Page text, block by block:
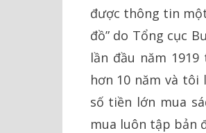
được thông tin
đồ” do Tổng cục
lần đầu năm
hơn 10 năm và
số tiền lớn mua
mua luôn tập bản